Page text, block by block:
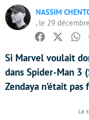
NASSIM
, le 29
Facebook
Twitter
Si Marvel voulait
dans Spider-Man 3
Zendaya n’était